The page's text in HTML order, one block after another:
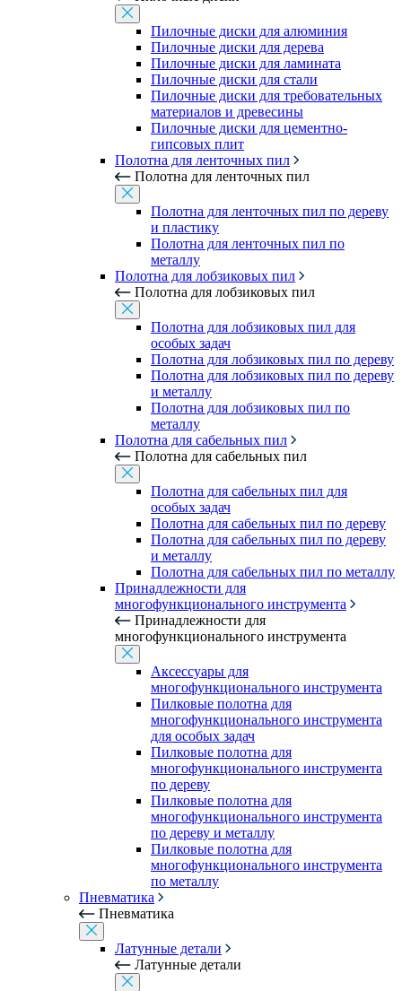
Пилочные диски для алюминия
Пилочные диски для дерева
Пилочные диски для ламината
Пилочные диски для стали
Пилочные диски для требовательных
материалов и древесины
Пилочные диски для цементно-
гипсовых плит
Полотна для ленточных пил
Полотна для ленточных пил
Полотна для ленточных пил по дереву
и пластику
Полотна для ленточных пил по
металлу
Полотна для лобзиковых пил
Полотна для лобзиковых пил
Полотна для лобзиковых пил для
особых задач
Полотна для лобзиковых пил по дереву
Полотна для лобзиковых пил по дереву
и металлу
Полотна для лобзиковых пил по
металлу
Полотна для сабельных пил
Полотна для сабельных пил
Полотна для сабельных пил для
особых задач
Полотна для сабельных пил по дереву
Полотна для сабельных пил по дереву
и металлу
Полотна для сабельных пил по металлу
Принадлежности для
многофункционального инструмента
Принадлежности для
многофункционального инструмента
Аксессуары для
многофункционального инструмента
Пилковые полотна для
многофункционального инструмента
для особых задач
Пилковые полотна для
многофункционального инструмента
по дереву
Пилковые полотна для
многофункционального инструмента
по дереву и металлу
Пилковые полотна для
многофункционального инструмента
по металлу
Пневматика
Пневматика
Латунные детали
Латунные детали